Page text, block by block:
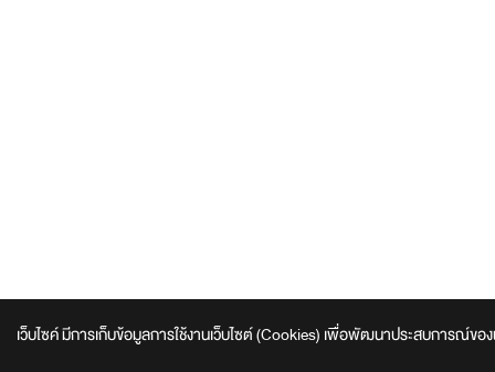
เว็บไซค์ มีการเก็บข้อมูลการใช้งานเว็บไซต์ (Cookies) เพื่อพัฒนาประสบการณ์ข